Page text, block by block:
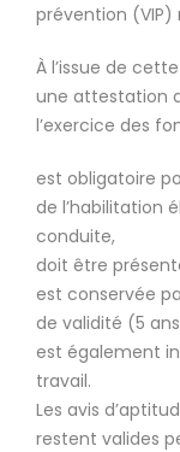
prévention (VIP)
À l’issue de
une attestation
l’exercice des
est obligatoire
de l’habilitation
conduite,
doit être
est conservée
de validité (5
est également
travail.
Les avis
restent valides